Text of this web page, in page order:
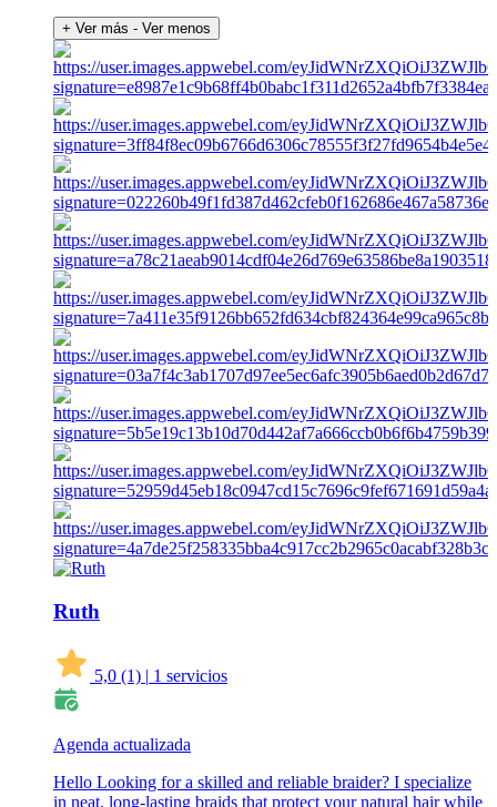
+ Ver más - Ver menos
Ruth
5,0 (1) | 1 servicios
Agenda actualizada
Hello Looking for a skilled and reliable braider? I specialize
in neat, long-lasting braids that protect your natural hair while